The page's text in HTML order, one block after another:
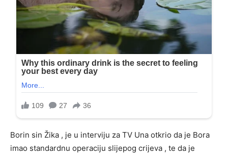
Borin sin Žika , je u interviju za TV Una otkrio da je Bora
imao standardnu operaciju slijepog crijeva , te da je